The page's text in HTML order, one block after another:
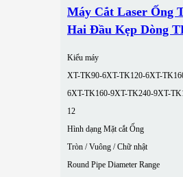
Máy Cắt Laser Ống
Hai Đầu Kẹp Dòng
Kiểu máy
XT-TK90-6XT-TK120-6XT-
6XT-TK160-9XT-TK240-9XT-
12
Hình dạng Mặt cắt Ống
Tròn / Vuông / Chữ nhật
Round Pipe Diameter Range